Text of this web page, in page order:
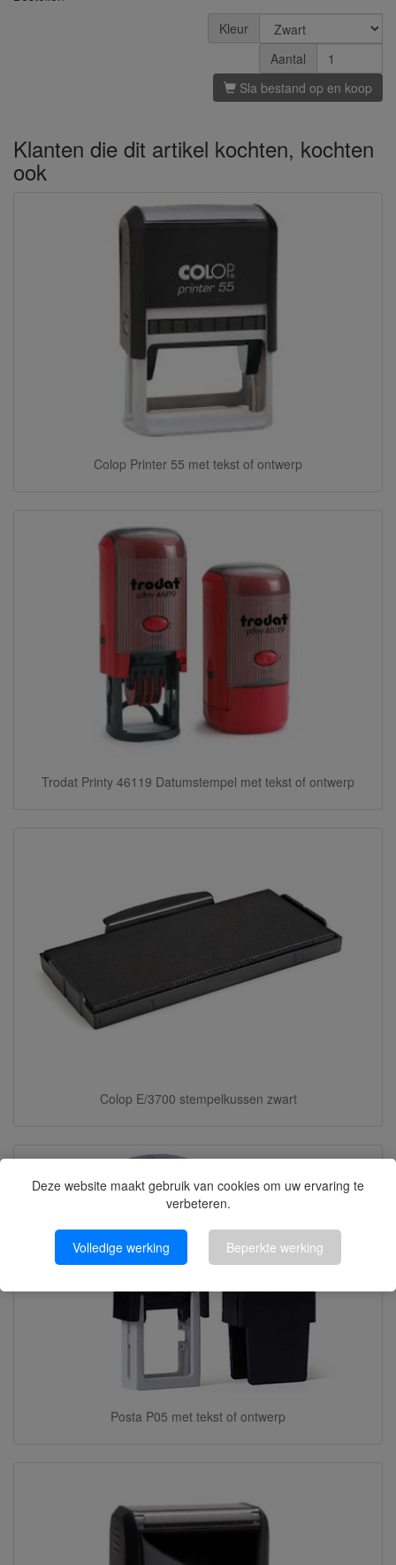
Deze website maakt gebruik van cookies om uw ervaring te
verbeteren.
Volledige werking Beperkte werking
Kleur
Aantal
Sla bestand op en koop
Klanten die dit artikel kochten, kochten
ook
Colop Printer 55 met tekst of ontwerp
Trodat Printy 46119 Datumstempel met tekst of ontwerp
Colop E/3700 stempelkussen zwart
Posta P05 met tekst of ontwerp